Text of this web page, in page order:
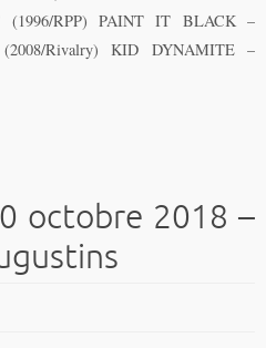
(1996/RPP) PAINT IT BLACK –
(2008/Rivalry) KID DYNAMITE –
octobre 2018 –